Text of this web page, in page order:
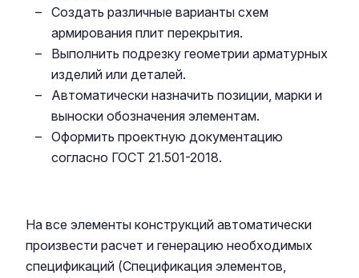
Создать различные варианты схем
армирования плит перекрытия.
Выполнить подрезку геометрии арматурных
изделий или деталей.
Автоматически назначить позиции, марки и
выноски обозначения элементам.
Оформить проектную документацию
согласно ГОСТ 21.501-2018.
На все элементы конструкций автоматически
произвести расчет и генерацию необходимых
спецификаций (Спецификация элементов,